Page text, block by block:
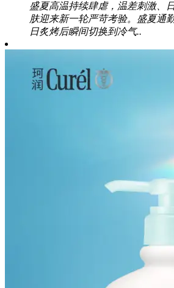
盛夏高温持续肆虐，温差刺激、
肤迎来新一轮严苛考验。盛夏通
日炙烤后瞬间切换到冷气..